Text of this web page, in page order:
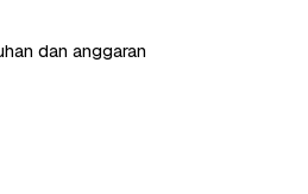
dan anggaran